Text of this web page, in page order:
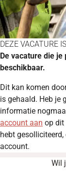
DEZE VACATURE
De vacature die
beschikbaar.
Dit kan komen
is gehaald. Heb je
informatie
account aan op dit
hebt
account.
Wil